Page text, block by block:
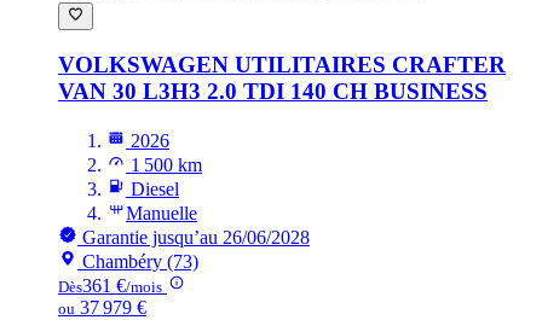
VOLKSWAGEN UTILITAIRES CRAFTER
VAN 30 L3H3 2.0 TDI 140 CH BUSINESS
2026
1 500 km
Diesel
Manuelle
Garantie jusqu’au 26/06/2028
Chambéry (73)
Dès361 €/mois
ou 37 979 €